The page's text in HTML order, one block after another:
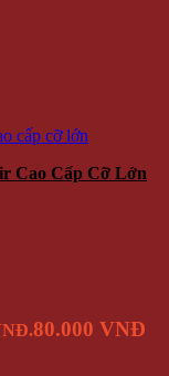
Cao Cấp Cỡ Lớn
80.000 VNĐ